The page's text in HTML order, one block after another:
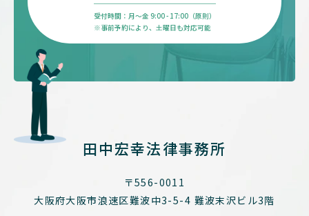
受付時間：月〜金 9:00 - 17:00（原則）
※事前予約により、土曜日も対応可能
田中宏幸法律事務所
〒556-0011
大阪府大阪市浪速区難波中3-5-4 難波末沢ビル3階